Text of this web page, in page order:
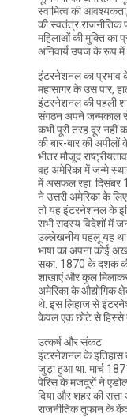
स्वामित्व की
की स्वतंत्र राजनीतिक
महिलाओं की मुक्ति का
अनिवार्य उपज के रूप में
इंटरनेशनल का प्रभाव
महासागर के उस पार,
इंटरनेशनल की पहली
संगठन अपने जन्मकाल से
कभी पूरी तरह दूर
की बार-बार की
भीतर मौजूद
वह अमेरिका में जन्मे
में असफल रहा. दिसंबर
ने उत्तरी अमेरिका के
तो यह इंटरनेशनल के
सभी सदस्य विदेशों में
उल्लेखनीय पहलू यह
भाषा का अपना कोई
सका. 1870 के दशक
शाखाएं और कुल
अमेरिका के औद्योगिक
थे. इस लिहाज से
केवल एक छोटे से हिस्से
उत्कर्ष और संकट
इंटरनेशनल के इतिहास
जुड़ा हुआ था. मार्च
पेरिस के मजदूरों ने
दिया और शहर की
राजनीतिक तूफान के